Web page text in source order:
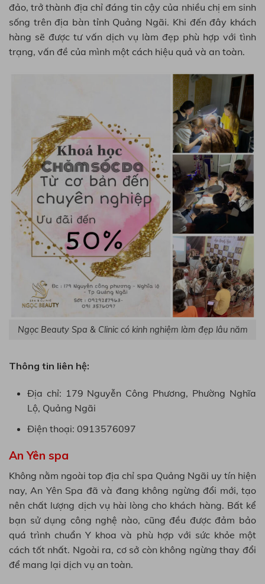
đảo, trở thành địa chỉ đáng tin cậy của nhiều chị em sinh
sống trên địa bàn tỉnh Quảng Ngãi. Khi đến đây khách
hàng sẽ được tư vấn dịch vụ làm đẹp phù hợp với tình
trạng, vấn đề của mình một cách hiệu quả và an toàn.
Ngọc Beauty Spa & Clinic có kinh nghiệm làm đẹp lâu năm
Thông tin liên hệ:
Địa chỉ: 179 Nguyễn Công Phương, Phường Nghĩa
Lộ, Quảng Ngãi
Điện thoại: 0913576097
An Yên spa
Không nằm ngoài top địa chỉ spa Quảng Ngãi uy tín hiện
nay, An Yên Spa đã và đang không ngừng đổi mới, tạo
nên chất lượng dịch vụ hài lòng cho khách hàng. Bất kể
bạn sử dụng công nghệ nào, cũng đều được đảm bảo
quá trình chuẩn Y khoa và phù hợp với sức khỏe một
cách tốt nhất. Ngoài ra, cơ sở còn không ngừng thay đổi
để mang lại dịch vụ an toàn.